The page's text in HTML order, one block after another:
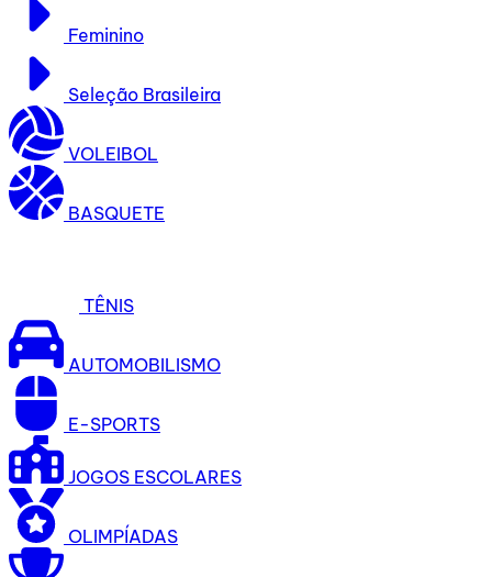
Feminino
Seleção Brasileira
VOLEIBOL
BASQUETE
TÊNIS
AUTOMOBILISMO
E-SPORTS
JOGOS ESCOLARES
OLIMPÍADAS